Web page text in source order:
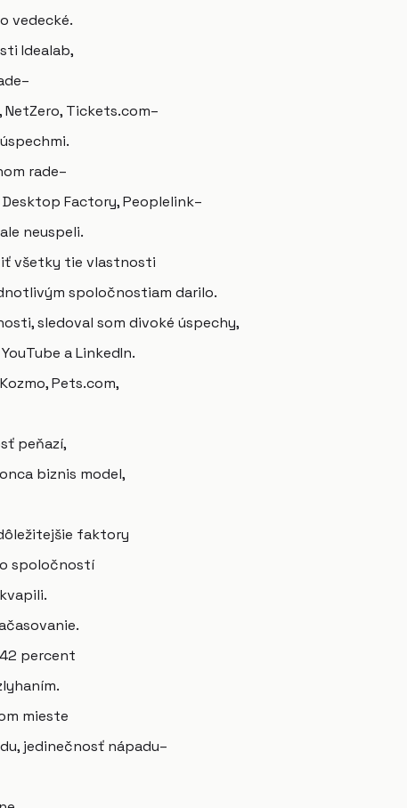
vedecké.
Idealab,
NetZero, Tickets.com–
rade–
Desktop Factory, Peoplelink–
neuspeli.
všetky tie vlastnosti
spoločnostiam darilo.
sledoval som divoké úspechy,
a LinkedIn.
Pets.com,
peňazí,
biznis model,
faktory
spoločností
percent
mieste
jedinečnosť nápadu–